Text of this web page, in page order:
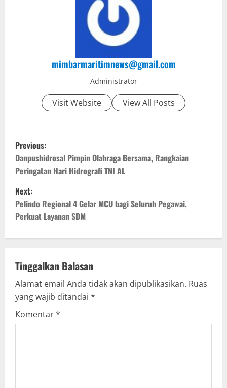
mimbarmaritimnews@gmail.com
Administrator
Visit Website View All Posts
P
o
s
t
n
v
i
g
Previous:
Danpushidrosal Pimpin Olahraga Bersama, Rangkaian
Peringatan Hari Hidrografi TNI AL
Next:
Pelindo Regional 4 Gelar MCU bagi Seluruh Pegawai,
Perkuat Layanan SDM
Tinggalkan Balasan
Alamat email Anda tidak akan dipublikasikan. Ruas
yang wajib ditandai *
Komentar*